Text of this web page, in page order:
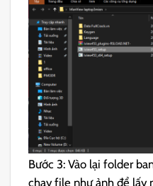
Bước 3: Vào lại folder
chạy file như ảnh để lấy